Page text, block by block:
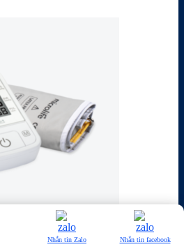
Nhắn tin Zalo Nhắn tin facebook